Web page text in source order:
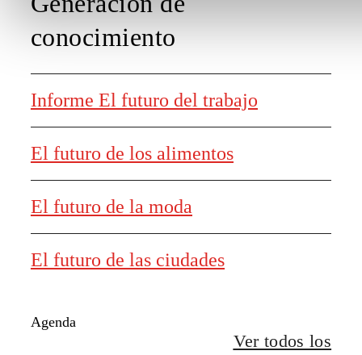
conocimiento
Informe El futuro del trabajo
El futuro de los alimentos
El futuro de la moda
El futuro de las ciudades
Agenda
Ver todos los